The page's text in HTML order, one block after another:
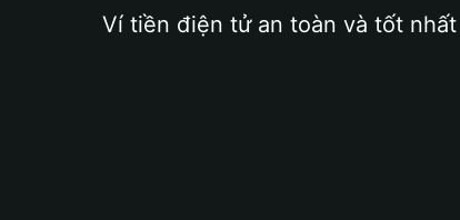
Ví tiền điện tử an toàn và tốt